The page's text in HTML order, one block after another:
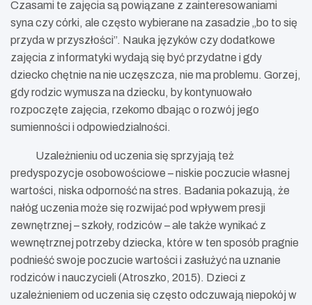
Czasami te zajęcia są powiązane z zainteresowaniami
syna czy córki, ale często wybierane na zasadzie „bo to się
przyda w przyszłości”. Nauka języków czy dodatkowe
zajęcia z informatyki wydają się być przydatne i gdy
dziecko chętnie na nie uczęszcza, nie ma problemu. Gorzej,
gdy rodzic wymusza na dziecku, by kontynuowało
rozpoczęte zajęcia, rzekomo dbając o rozwój jego
sumienności i odpowiedzialności.
Uzależnieniu od uczenia się sprzyjają też
predyspozycje osobowościowe – niskie poczucie własnej
wartości, niska odporność na stres. Badania pokazują, że
nałóg uczenia może się rozwijać pod wpływem presji
zewnętrznej – szkoły, rodziców – ale także wynikać z
wewnętrznej potrzeby dziecka, które w ten sposób pragnie
podnieść swoje poczucie wartości i zasłużyć na uznanie
rodziców i nauczycieli (Atroszko, 2015). Dzieci z
uzależnieniem od uczenia się często odczuwają niepokój w